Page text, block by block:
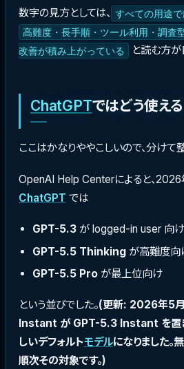
数字の見方としては、 すべての用途
高難度・長手順・ツール利用・調査
改善が積み上がっている
と読む方が
ChatGPTではどう使え
ここはかなりややこしいので、分けて
OpenAI Help Centerによると、
ChatGPT では
GPT-5.3が logged-in user 向け
GPT-5.5 Thinkingが高難度向
GPT-5.5 Proが最上位向け
という並びでした。(更新: 2026年5
Instant が GPT-5.3 Instant を置
しいデフォルトモデルになりました。
順次その対象です。)